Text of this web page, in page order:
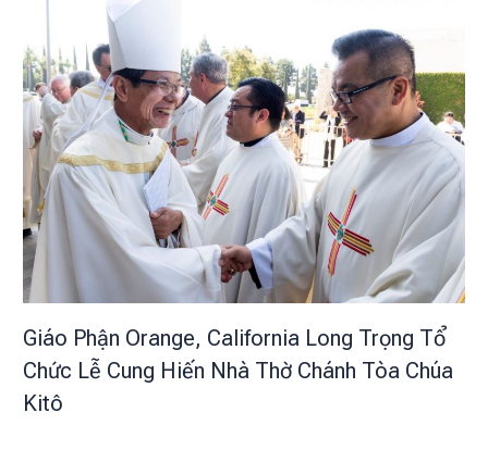
Giáo Phận Orange, California Long Trọng Tổ
Chức Lễ Cung Hiến Nhà Thờ Chánh Tòa Chúa
Kitô